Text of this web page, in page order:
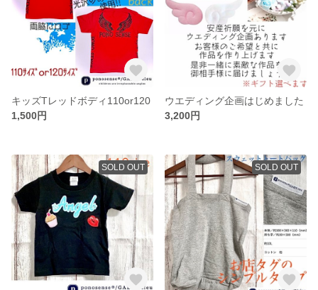
キッズTレッドボディ110or120
1,500円
ウエディング企画はじめました
3,200円
SOLD OUT SOLD OUT